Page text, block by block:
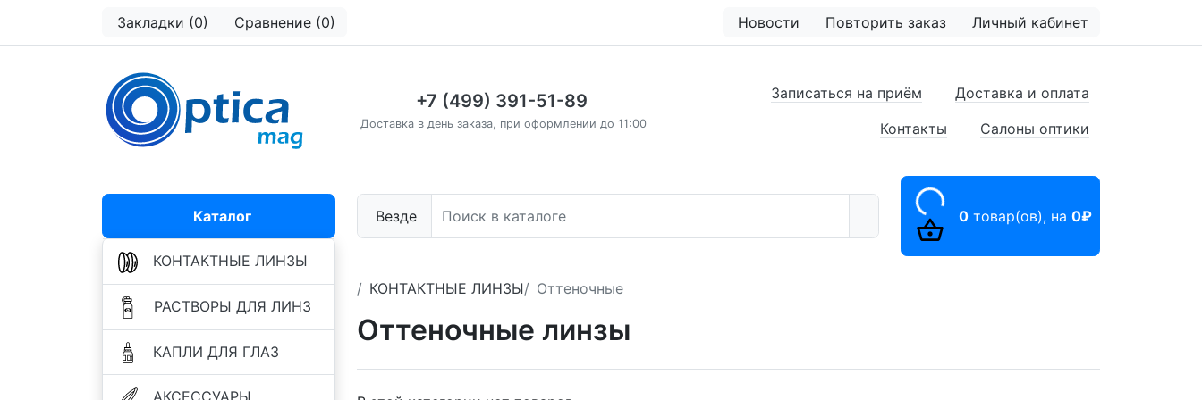
Закладки (0) Сравнение (0) Новости Повторить заказ Личный кабинет
+7 (499) 391-51-89
Доставка в день заказа, при оформлении до 11:00
Везде
Записаться на приём
Доставка и оплата
Контакты
Салоны оптики
0 товар(ов), на 0₽
Каталог
КОНТАКТНЫЕ ЛИНЗЫ
РАСТВОРЫ ДЛЯ ЛИНЗ
КАПЛИ ДЛЯ ГЛАЗ
КОНТАКТНЫЕ ЛИНЗЫ Оттеночные
Оттеночные линзы